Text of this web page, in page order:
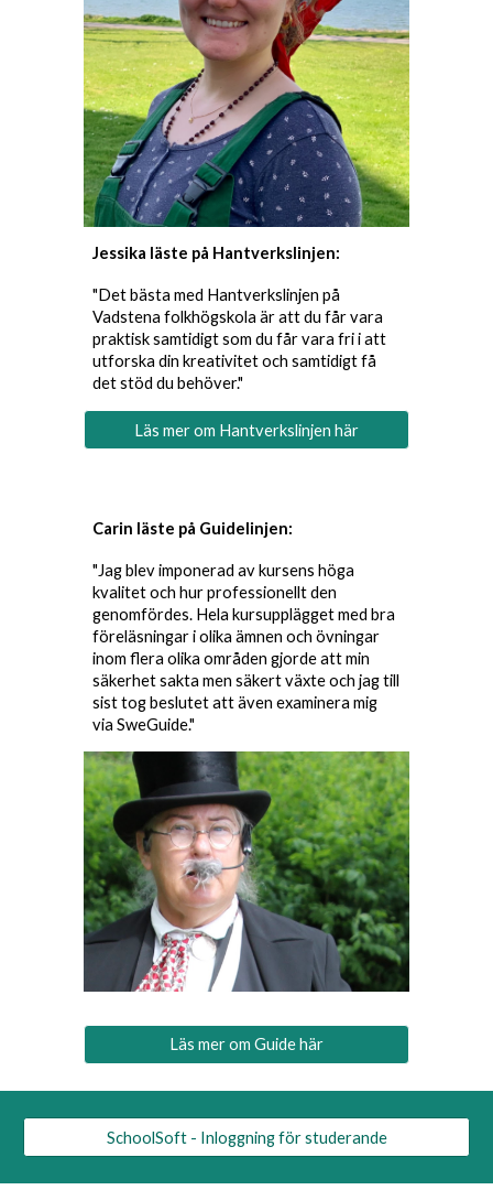
Jessika läste på Hantverkslinjen:
"Det bästa med Hantverkslinjen på
Vadstena folkhögskola är att du får vara
praktisk samtidigt som du får vara fri i att
utforska din kreativitet och samtidigt få
det stöd du behöver."
Läs mer om Hantverkslinjen här
Carin läste på Guidelinjen:
"Jag blev imponerad av kursens höga
kvalitet och hur professionellt den
genomfördes. Hela kursupplägget med bra
föreläsningar i olika ämnen och övningar
inom flera olika områden gjorde att min
säkerhet sakta men säkert växte och jag till
sist tog beslutet att även examinera mig
via SweGuide."
Läs mer om Guide här
SchoolSoft - Inloggning för studerande